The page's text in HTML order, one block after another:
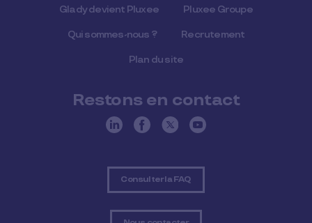
Glady devient Pluxee Pluxee Groupe
Qui sommes-nous ? Recrutement
Plan du site
Restons en contact
Consulter la FAQ